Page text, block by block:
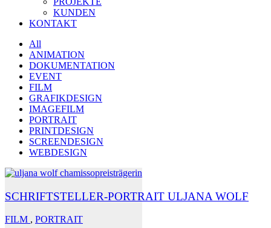
KUNDEN
KONTAKT
All
ANIMATION
DOKUMENTATION
EVENT
FILM
GRAFIKDESIGN
IMAGEFILM
PORTRAIT
PRINTDESIGN
SCREENDESIGN
WEBDESIGN
SCHRIFTSTELLER-PORTRAIT ULJANA WOLF
FILM , PORTRAIT